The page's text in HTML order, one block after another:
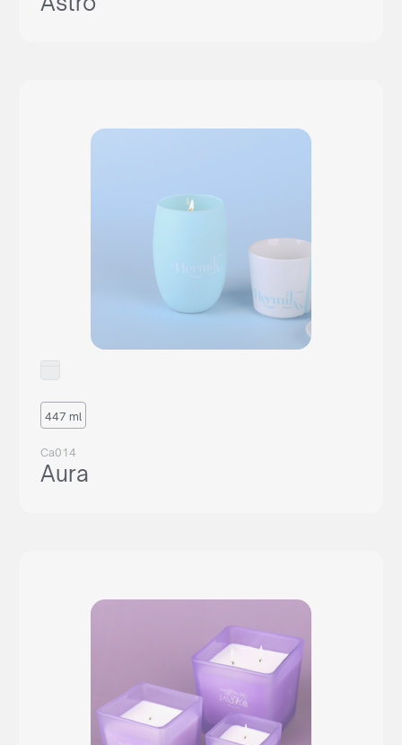
447 ml
Ca014
Aura